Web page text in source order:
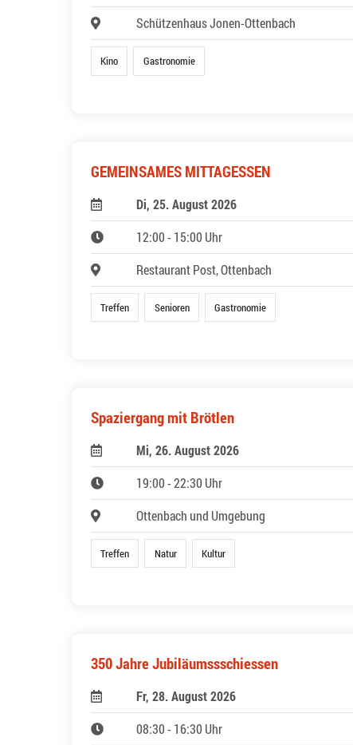
Schützenhaus Jonen-Ottenbach
Kino Gastronomie
GEMEINSAMES MITTAGESSEN
Di, 25. August 2026
12:00 - 15:00 Uhr
Restaurant Post, Ottenbach
Treffen Senioren Gastronomie
Spaziergang mit Brötlen
Mi, 26. August 2026
19:00 - 22:30 Uhr
Ottenbach und Umgebung
Treffen Natur Kultur
350 Jahre Jubiläumssschiessen
Fr, 28. August 2026
08:30 - 16:30 Uhr